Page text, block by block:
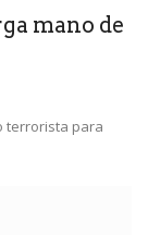
mano de
terrorista para